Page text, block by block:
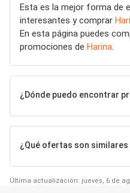
Esta es la mejor forma de
interesantes y comprar
En esta página puedes
promociones de Harina
¿Dónde puedo encontrar
¿Qué ofertas son
Última actualización: jueves, 6 de